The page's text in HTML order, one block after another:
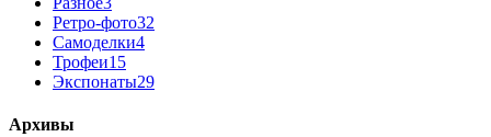
Ретро-фото32
Самоделки4
Трофеи15
Экспонаты29
Архивы